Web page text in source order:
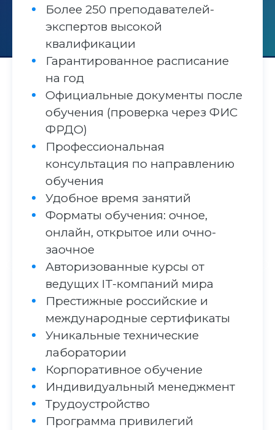
Более 250 преподавателей-
экспертов высокой
квалификации
Гарантированное расписание
на год
Официальные документы после
обучения (проверка через ФИС
ФРДО)
Профессиональная
консультация по направлению
обучения
Удобное время занятий
Форматы обучения: очное,
онлайн, открытое или очно-
заочное
Авторизованные курсы от
ведущих IT-компаний мира
Престижные российские и
международные сертификаты
Уникальные технические
лаборатории
Корпоративное обучение
Индивидуальный менеджмент
Трудоустройство
Программа привилегий